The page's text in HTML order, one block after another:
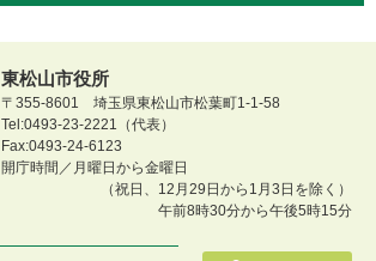
東松山市役所
〒355-8601 埼玉県東松山市松葉町1-1-58
Tel:0493-23-2221（代表）
Fax:0493-24-6123
開庁時間／月曜日から金曜日
（祝日、12月29日から1月3日を除く）
午前8時30分から午後5時15分